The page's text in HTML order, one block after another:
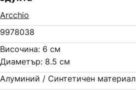
Arcchio
9978038
Височина: 6 см
Диаметър: 8.5 см
Алуминий / Синтетичен материал